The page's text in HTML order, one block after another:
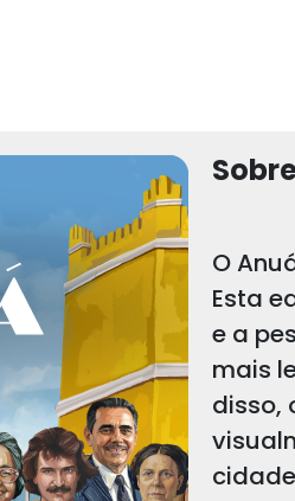
O
Esta
e a
mais
disso,